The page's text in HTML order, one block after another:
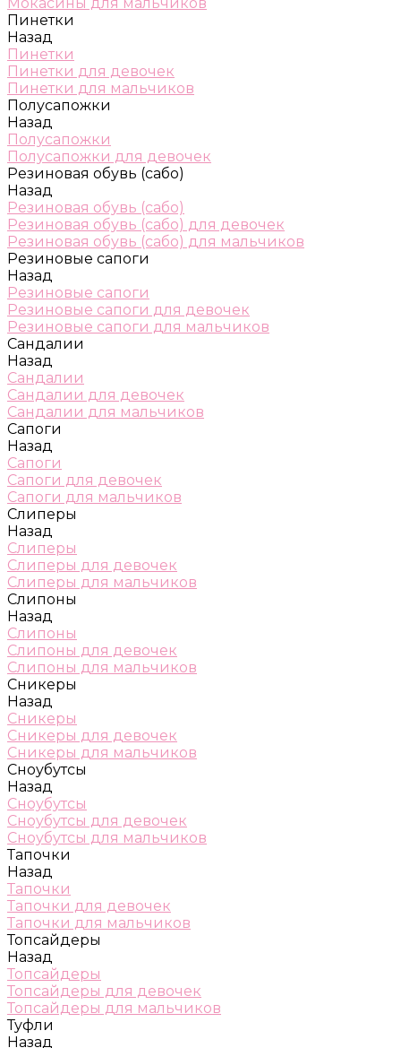
Пинетки
Назад
Пинетки
Пинетки для девочек
Пинетки для мальчиков
Полусапожки
Назад
Полусапожки
Полусапожки для девочек
Резиновая обувь (сабо)
Назад
Резиновая обувь (сабо)
Резиновая обувь (сабо) для девочек
Резиновая обувь (сабо) для мальчиков
Резиновые сапоги
Назад
Резиновые сапоги
Резиновые сапоги для девочек
Резиновые сапоги для мальчиков
Сандалии
Назад
Сандалии
Сандалии для девочек
Сандалии для мальчиков
Сапоги
Назад
Сапоги
Сапоги для девочек
Сапоги для мальчиков
Слиперы
Назад
Слиперы
Слиперы для девочек
Слиперы для мальчиков
Слипоны
Назад
Слипоны
Слипоны для девочек
Слипоны для мальчиков
Сникеры
Назад
Сникеры
Сникеры для девочек
Сникеры для мальчиков
Сноубутсы
Назад
Сноубутсы
Сноубутсы для девочек
Сноубутсы для мальчиков
Тапочки
Назад
Тапочки
Тапочки для девочек
Тапочки для мальчиков
Топсайдеры
Назад
Топсайдеры
Топсайдеры для девочек
Топсайдеры для мальчиков
Туфли
Назад